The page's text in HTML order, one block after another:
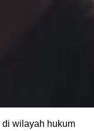
wilayah hukum